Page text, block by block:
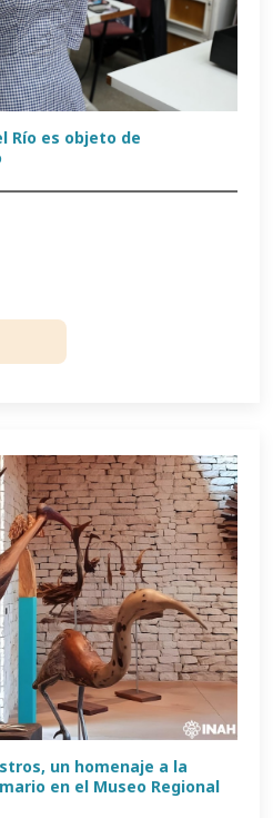
Río es objeto de
un homenaje a la
en el Museo Regional